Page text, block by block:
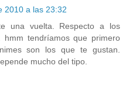
2010 a las 23:32
una vuelta. Respecto a los
hmm tendríamos que primero
son los que te gustan.
mucho del tipo.